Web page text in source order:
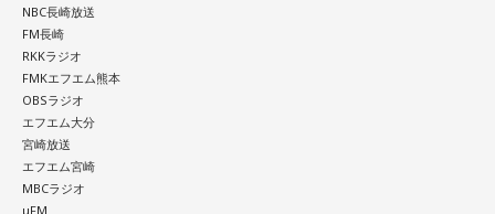
遠山：海ちゃんはどうですか？
海：アニメでは、マンガ大好きな女の子が、同人誌とかを売
るようなイベントに行って「自分でも描けるんだ！」と思っ
て、そこから自分で描き始めるんですけど、それが私自身の
音楽体験とすごくつながっていて。
「あ、自分もバンドできるんだ」みたいな、そういうときの
NBC長崎放送
FM長崎
RKKラジオ
FMKエフエム熊本
OBSラジオ
エフエム大分
宮崎放送
エフエム宮崎
MBCラジオ
μFM